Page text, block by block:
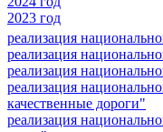
2023 год
реализация
реализация
реализация
реализация
качественные дороги"
реализация